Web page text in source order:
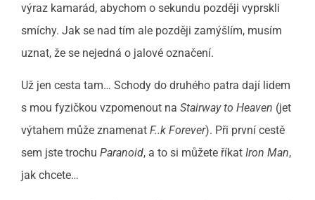
výraz kamarád, abychom o sekundu později vyprskli
smíchy. Jak se nad tím ale později zamýšlím, musím
uznat, že se nejedná o jalové označení.
Už jen cesta tam… Schody do druhého patra dají lidem
s mou fyzičkou vzpomenout na Stairway to Heaven (jet
výtahem může znamenat F..k Forever). Při první cestě
sem jste trochu Paranoid, a to si můžete říkat Iron Man,
jak chcete…